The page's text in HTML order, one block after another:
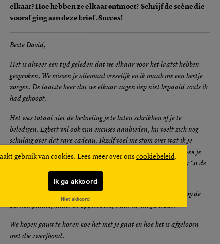
gebruik van cookies. Lees meer over ons cookiebeleid.
Ik ga akkoord
Niet akkoord
elkaar? Hoe hebben ze elkaar ontmoet? Schrijf de scène die
vooraf ging aan deze brief. Succes!
Beste David,
Het is alweer een tijd geleden dat we elkaar voor het laatst hebben
gesproken. We missen je allemaal vreselijk en ik maak me een beetje
zorgen. De laatste keer dat we elkaar zagen liep niet bepaald zoals ik
had gehoopt.
Het was totaal niet de bedoeling je te laten schrikken of je te
beledigen. Egbert wil ook zijn excuses aanbieden, hij voelt zich nog
schuldig over dat rare cadeau. Ikzelf voel me stom over wat ik je
vertelde, ik was mijn medicatie vergeten. Janne heeft aangegeven je
niet meer te willen zien, wat haar betreft kun je – en ik citeer -: ‘in de
geitenstront vallen.’
Enfin, ik hoop dat je de auto weer heelhuids kunt terugzetten op de
We hopen gauw te horen hoe het met je gaat en hoe het is afgelopen
met die zwerfhond.